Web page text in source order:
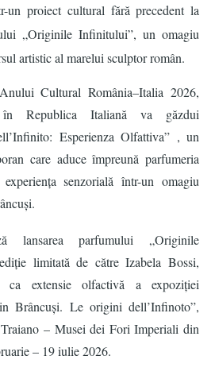
un proiect cultural fără precedent la
„Originile Infinitului”, un omagiu
artistic al marelui sculptor român.
Cultural România–Italia 2026,
în Republica Italiană va găzdui
Esperienza Olfattiva” , un
care aduce împreună parfumeria
a senzorială într-un omagiu
ncuși.
lansarea parfumului „Originile
limitatăde către Izabela Bossi,
ca extensie olfactivă a expoziției
Brâncuși. Le origini dell’Infinoto”,
– Musei dei Fori Imperiali din
– 19 iulie 2026.